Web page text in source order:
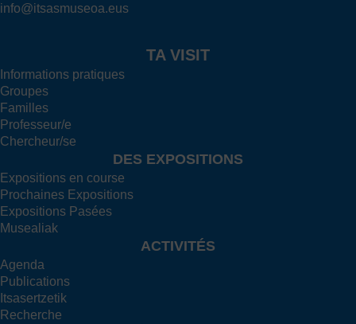
info@itsasmuseoa.eus
TA VISIT
Informations pratiques
Groupes
Familles
Professeur/e
Chercheur/se
DES EXPOSITIONS
Expositions en course
Prochaines Expositions
Expositions Pasées
Musealiak
ACTIVITÉS
Agenda
Publications
Itsasertzetik
Recherche